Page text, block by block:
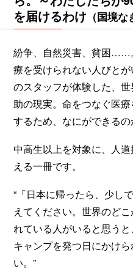
を届けるわけ （国境
紛争、自然災害、貧困……
療を受けられない人びと
のスタッフが体験した、
助の現実。命をつなぐ医
するため、なにができるの
中高生以上を対象に、人
える一冊です。
“「日本に帰ったら、少し
えてください。世界のど
れている人がいると思う
キャンプを発つ日にかけ
い。”